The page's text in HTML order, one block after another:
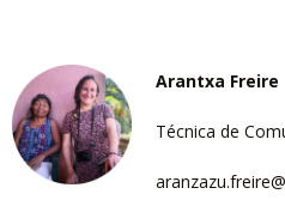
Arantxa Freire
Técnica de